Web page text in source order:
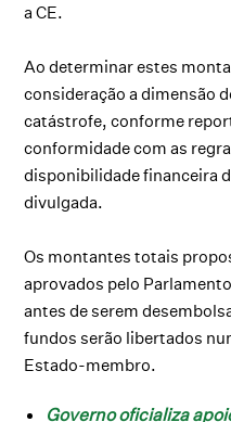
a CE.
Ao determinar estes
consideração a dimensão
catástrofe, conforme
conformidade com as
disponibilidade financeira
divulgada.
Os montantes totais
aprovados pelo
antes de serem
fundos serão libertados
Estado-membro.
Governo oficializa